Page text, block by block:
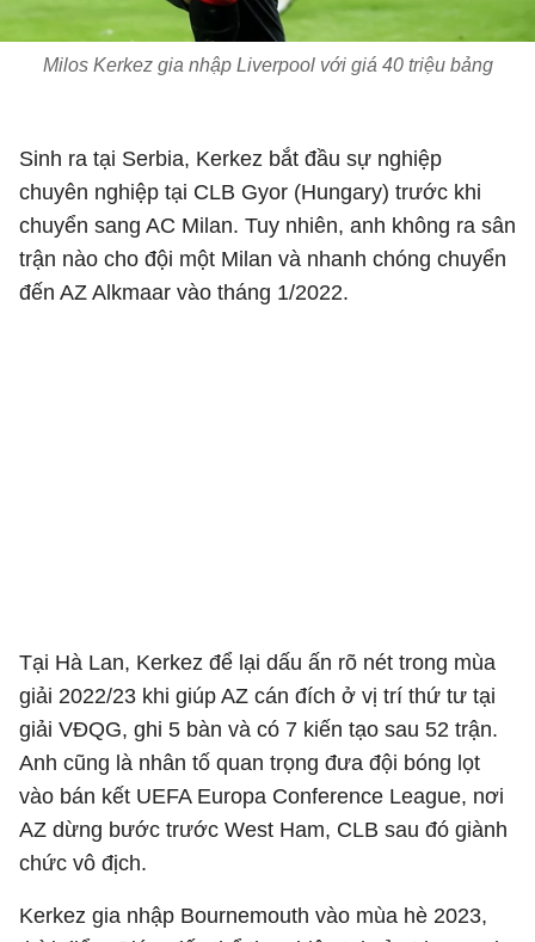
Milos Kerkez gia nhập Liverpool với giá 40 triệu bảng
Sinh ra tại Serbia, Kerkez bắt đầu sự nghiệp
chuyên nghiệp tại CLB Gyor (Hungary) trước khi
chuyển sang AC Milan. Tuy nhiên, anh không ra sân
trận nào cho đội một Milan và nhanh chóng chuyển
đến AZ Alkmaar vào tháng 1/2022.
Tại Hà Lan, Kerkez để lại dấu ấn rõ nét trong mùa
giải 2022/23 khi giúp AZ cán đích ở vị trí thứ tư tại
giải VĐQG, ghi 5 bàn và có 7 kiến tạo sau 52 trận.
Anh cũng là nhân tố quan trọng đưa đội bóng lọt
vào bán kết UEFA Europa Conference League, nơi
AZ dừng bước trước West Ham, CLB sau đó giành
chức vô địch.
Kerkez gia nhập Bournemouth vào mùa hè 2023,